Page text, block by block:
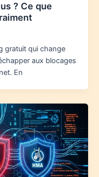
? Ce que
gratuit qui change
aux blocages
En